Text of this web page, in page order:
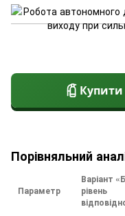
Порівняльний
Параметр
Варіант
рівень